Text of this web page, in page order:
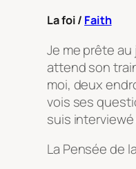
La foi / Faith
Je me prête au
attend son
moi, deux
vois ses
suis
La Pensée de